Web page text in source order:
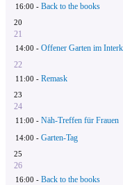
16:00 - Back to the books
20
21
14:00 - Offener Garten im
22
11:00 - Remask
23
24
11:00 - Näh-Treffen für Frauen
14:00 - Garten-Tag
25
26
16:00 - Back to the books